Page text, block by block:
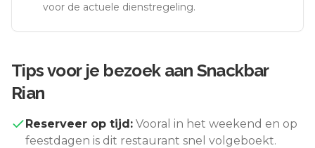
voor de actuele dienstregeling.
Tips voor je bezoek aan Snackbar
Rian
Reserveer op tijd: Vooral in het weekend en op
feestdagen is dit restaurant snel volgeboekt.